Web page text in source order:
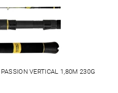
VERTICAL 1,80M 230G